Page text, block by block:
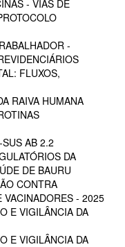
- VIAS DE
-
FLUXOS,
RAIVA HUMANA
AB 2.2
DA
DE BAURU
CONTRA
VACINADORES - 2025
E VIGILÂNCIA DA
E VIGILÂNCIA DA